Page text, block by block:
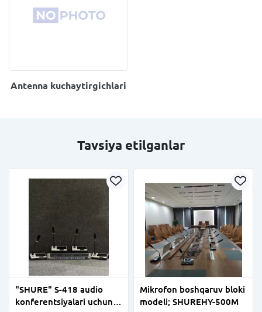
Antenna kuchaytirgichlari
Tavsiya etilganlar
"SHURE" S-418 audio
konferentsiyalari uchun
Mikrofon boshqaruv bloki
modeli; SHUREHY-500M